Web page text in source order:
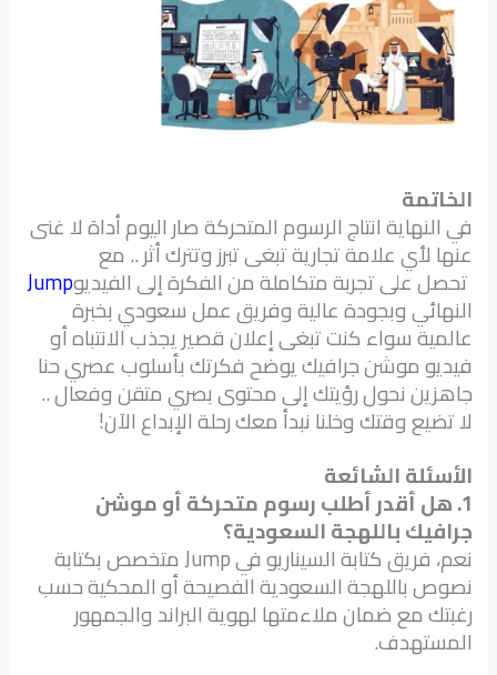
الخاتمة
في النهاية انتاج الرسوم المتحركة صار اليوم أداة لا غنى
عنها لأي علامة تجارية تبغى تبرز وتترك أثر .. مع
Jumpتحصل على تجربة متكاملة من الفكرة إلى الفيديو
النهائي وبجودة عالية وفريق عمل سعودي بخبرة
عالمية سواء كنت تبغى إعلان قصير يجذب الانتباه أو
فيديو موشن جرافيك يوضح فكرتك بأسلوب عصري حنا
جاهزين نحول رؤيتك إلى محتوى بصري متقن وفعال ..
لا تضيع وقتك وخلنا نبدأ معك رحلة الإبداع الآن!
الأسئلة الشائعة
1. هل أقدر أطلب رسوم متحركة أو موشن
جرافيك باللهجة السعودية؟
نعم، فريق كتابة السيناريو في Jump متخصص بكتابة
نصوص باللهجة السعودية الفصيحة أو المحكية حسب
رغبتك مع ضمان ملاءمتها لهوية البراند والجمهور
المستهدف.